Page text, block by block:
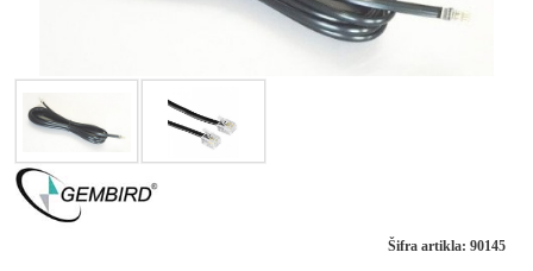
Šifra artikla: 90145